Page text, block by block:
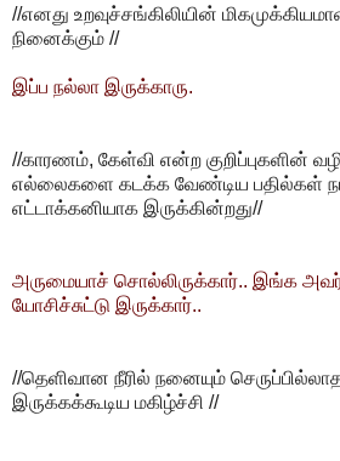
//எனது உறவுச்சங்கிலியின்
நினைக்கும் //
இப்ப நல்லா இருக்காரு.
//காரணம், கேள்வி என்ற குறிப்புகளின்
எல்லைகளை கடக்க வேண்டிய பதில்கள்
எட்டாக்கனியாக இருக்கின்றது//
அருமையாச் சொல்லிருக்கார்.. இங்க அவர்
யோசிச்சுட்டு இருக்கார்..
//தெளிவான நீரில் நனையும்
இருக்கக்கூடிய மகிழ்ச்சி //